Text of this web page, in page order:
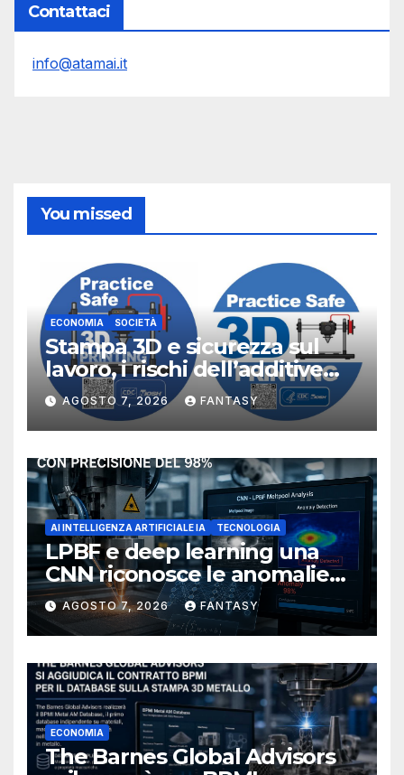
Contattaci
info@atamai.it
You missed
ECONOMIA SOCIETÀ
Stampa 3D e sicurezza sul
lavoro, i rischi dell’additive
manufacturing secondo
NIOSH
AGOSTO 7, 2026 FANTASY
AI INTELLIGENZA ARTIFICIALE IA TECNOLOGIA
LPBF e deep learning una
CNN riconosce le anomalie
del bagno di fusione
AGOSTO 7, 2026 FANTASY
ECONOMIA
The Barnes Global Advisors